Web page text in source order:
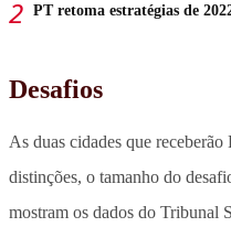
PT retoma estratégias de
Desafios
As duas cidades que
distinções, o tamanho do
mostram os dados do Tribunal